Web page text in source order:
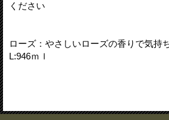
ください
ローズ：やさしいローズの香りで気持
L:946ｍｌ